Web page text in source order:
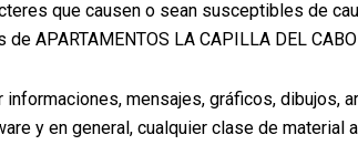
que causen o sean susceptibles de
APARTAMENTOS LA CAPILLA DEL
informaciones, mensajes, gráficos, dibujos,
y en general, cualquier clase de material